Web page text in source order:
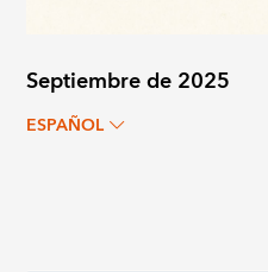
Septiembre de 2025
ESPAÑOL